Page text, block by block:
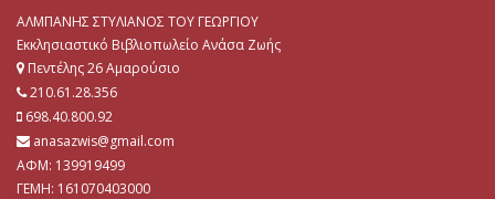
ΑΛΜΠΑΝΗΣ ΣΤΥΛΙΑΝΟΣ ΤΟΥ ΓΕΩΡΓΙΟΥ
Εκκλησιαστικό Βιβλιοπωλείο Ανάσα Ζωής
Πεντέλης 26 Αμαρούσιο
210.61.28.356
698.40.800.92
anasazwis@gmail.com
ΑΦΜ: 139919499
ΓΕΜΗ: 161070403000